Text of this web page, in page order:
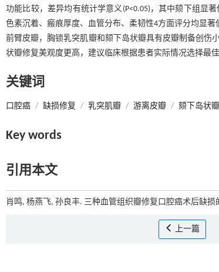
功能比较，差异均有统计学意义(P<0.05)，其中颏下组显
色素沉着、瘢痕厚度、血管分布、柔韧性4方面评分均显著
前臂皮瓣，胸锁乳突肌瓣和颏下岛状瓣具有皮瓣制备创伤
状瓣修复美观度更高，建议临床根据患者实际情况选择最佳
关键词
口腔癌 / 缺损修复 / 乳突肌瓣 / 游离皮瓣 / 颏下岛状瓣
Key words
引用本文
肖鸣, 杨燕飞, 孙良丰. 三种血管组织瓣修复口腔癌术后缺损
上一篇